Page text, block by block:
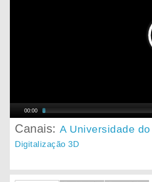
00:00
Canais: A Universidade
Digitalização 3D